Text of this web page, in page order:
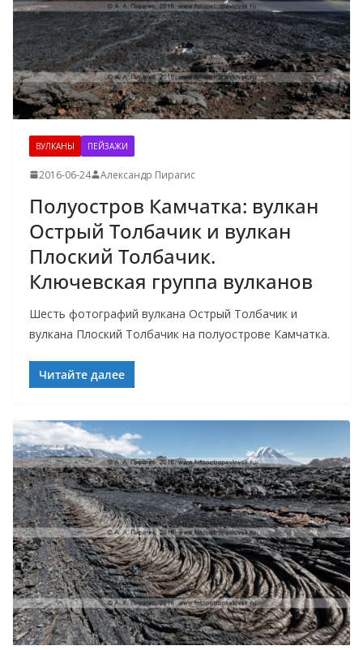
ВУЛКАНЫ ПЕЙЗАЖИ
2016-06-24 Александр Пирагис
Полуостров Камчатка: вулкан
Острый Толбачик и вулкан
Плоский Толбачик.
Ключевская группа вулканов
Шесть фотографий вулкана Острый Толбачик и
вулкана Плоский Толбачик на полуострове Камчатка.
Читайте далее